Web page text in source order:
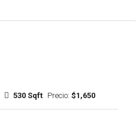
530 Sqft Precio: $1,650